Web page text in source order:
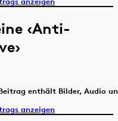
‹Anti-
enthält Bilder, Audio
anzeigen